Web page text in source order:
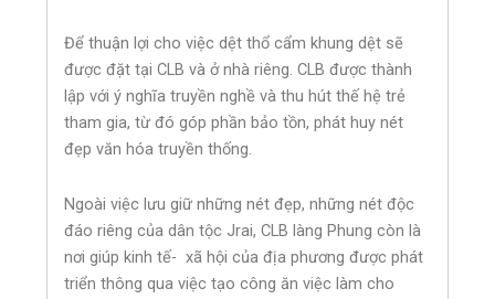
Để thuận lợi cho việc dệt thổ cẩm khung dệt sẽ
được đặt tại CLB và ở nhà riêng. CLB được thành
lập với ý nghĩa truyền nghề và thu hút thế hệ trẻ
tham gia, từ đó góp phần bảo tồn, phát huy nét
đẹp văn hóa truyền thống.
Ngoài việc lưu giữ những nét đẹp, những nét độc
đáo riêng của dân tộc Jrai, CLB làng Phung còn là
nơi giúp kinh tế- xã hội của địa phương được phát
triển thông qua việc tạo công ăn việc làm cho